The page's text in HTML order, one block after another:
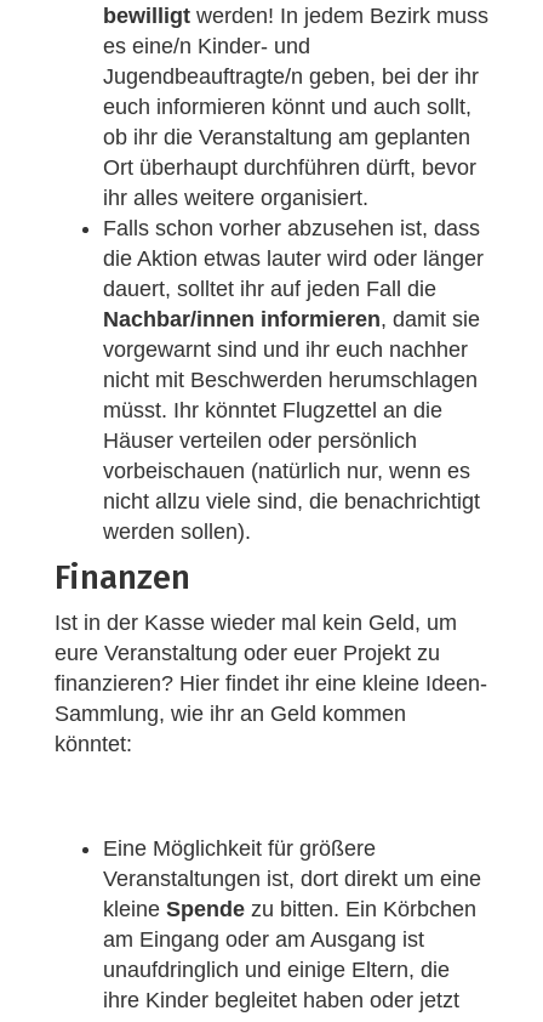
bewilligtwerden! In jedem Bezirk muss
es eine/n Kinder- und
Jugendbeauftragte/n geben, bei der ihr
euch informieren könnt und auch sollt,
ob ihr die Veranstaltung am geplanten
Ort überhaupt durchführen dürft, bevor
ihr alles weitere organisiert.
Falls schon vorher abzusehen ist, dass
die Aktion etwas lauter wird oder länger
dauert, solltet ihr auf jeden Fall die
Nachbar/innen informieren, damit sie
vorgewarnt sind und ihr euch nachher
nicht mit Beschwerden herumschlagen
müsst. Ihr könntet Flugzettel an die
Häuser verteilen oder persönlich
vorbeischauen (natürlich nur, wenn es
nicht allzu viele sind, die benachrichtigt
werden sollen).
Finanzen
Ist in der Kasse wieder mal kein Geld, um
eure Veranstaltung oder euer Projekt zu
finanzieren? Hier findet ihr eine kleine Ideen-
Sammlung, wie ihr an Geld kommen
könntet:
Eine Möglichkeit für größere
Veranstaltungen ist, dort direkt um eine
kleine Spende zu bitten. Ein Körbchen
am Eingang oder am Ausgang ist
unaufdringlich und einige Eltern, die
ihre Kinder begleitet haben oder jetzt